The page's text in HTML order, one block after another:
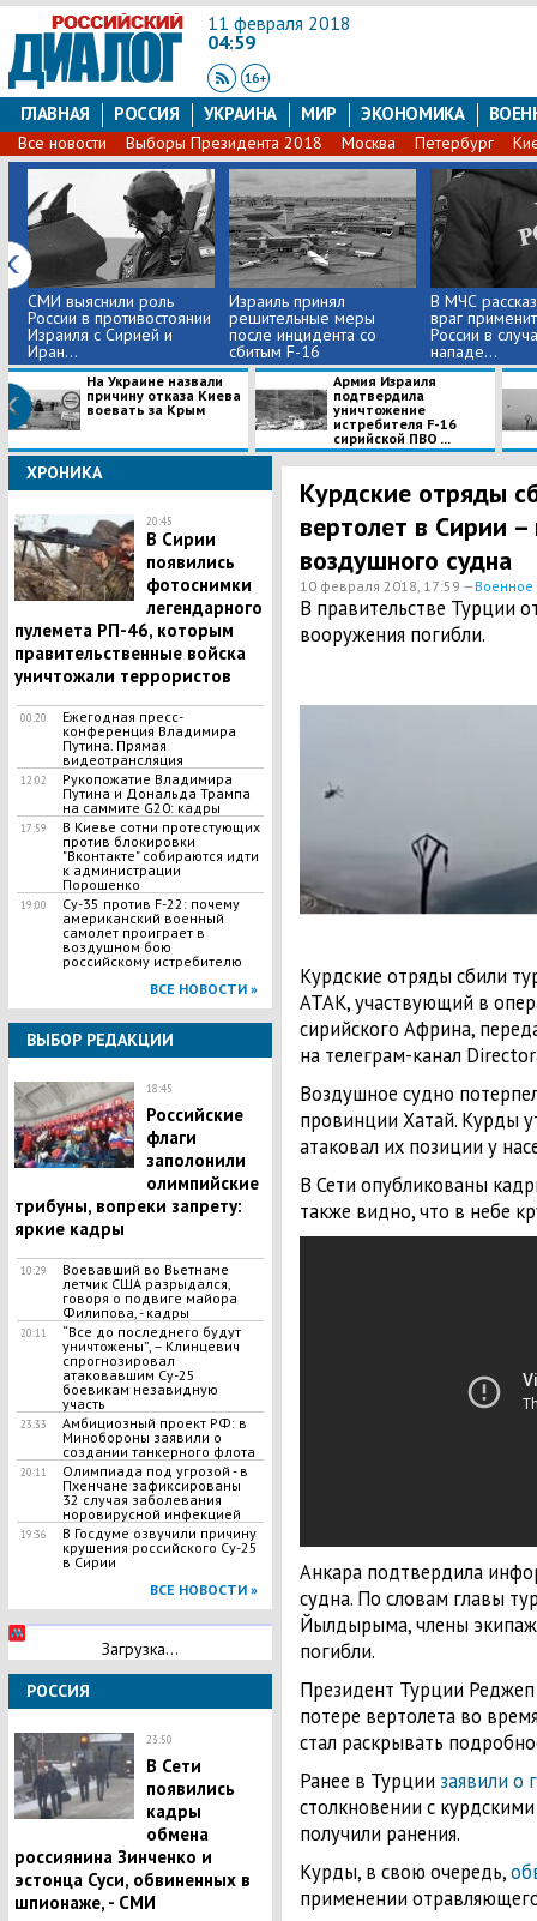
11 февраля 2018
04:59
ГЛАВНАЯ РОССИЯ УКРАИНА МИР ЭКОНОМИКА
Все новости Выборы Президента 2018 Москва Петербург
СМИ выяснили роль
России в противостоянии
Израиля с Сирией и
Иран...
Израиль принял
решительные меры
после инцидента со
сбитым F-16
В МЧС
враг
России в
нападе...
На Украине назвали
причину отказа Киева
воевать за Крым
​Армия Израиля
подтвердила
уничтожение
истребителя F-16
сирийской ПВО ...
ХРОНИКА
20:45
В Сирии
появились
фотоснимки
легендарного
пулемета РП-46, которым
правительственные войска
уничтожали террористов
00:20
Ежегодная пресс-
конференция Владимира
Путина. Прямая
видеотрансляция
12:02
Рукопожатие Владимира
Путина и Дональда Трампа
на саммите G20: кадры
17:59
В Киеве сотни протестующих
против блокировки
"Вконтакте" собираются идти
к администрации
Порошенко
19:00
Су-35 против F-22: почему
американский военный
самолет проиграет в
воздушном бою
российскому истребителю
ВСЕ НОВОСТИ »
ВЫБОР РЕДАКЦИИ
18:45
Российские
флаги
заполонили
олимпийские
трибуны, вопреки запрету:
яркие кадры
10:29
Воевавший во Вьетнаме
летчик США разрыдался,
говоря о подвиге майора
Филипова, - кадры
20:11
“Все до последнего будут
уничтожены”, – Клинцевич
спрогнозировал
атаковавшим Су-25
боевикам незавидную
участь
23:33
Амбициозный проект РФ: в
Минобороны заявили о
создании танкерного флота
20:11
Олимпиада под угрозой - в
Пхенчане зафиксированы
32 случая заболевания
норовирусной инфекцией
19:36
В Госдуме озвучили причину
крушения российского Су-25
в Сирии
ВСЕ НОВОСТИ »
Загрузка...
РОССИЯ
23:50
​B Ceти
появились
кадpы
обмена
россиянина Зинченко и
эстонца Суси, обвиненных в
шпионаже, - СМИ
Курдские отряды
вертолет в Сирии
воздушного судна
10 февраля 2018, 17:59 —Военное
В правительстве Турции
вооружения погибли.
Курдские отряды сбили
ATAK, участвующий в
сирийского Африна,
на телеграм-канал
Воздушное судно
провинции Хатай. Курды
атаковал их позиции у
В Сети опубликованы
также видно, что в небе
Анкара подтвердила
судна. По словам главы
Йылдырыма, члены
погибли.
Президент Турции
потере вертолета во
стал раскрывать
Ранее в Турции заявили о
столкновении с
получили ранения.
Курды, в свою очередь,
применении